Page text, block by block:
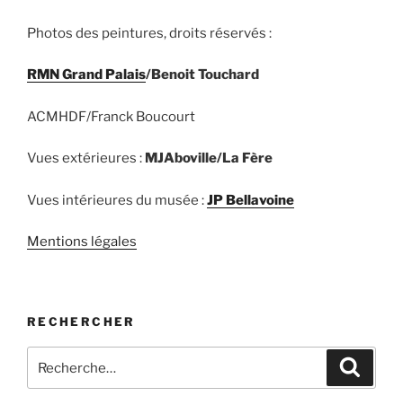
Photos des peintures, droits réservés :
RMN Grand Palais/Benoit Touchard
ACMHDF/Franck Boucourt
Vues extérieures : MJAboville/La Fère
Vues intérieures du musée :JP Bellavoine
Mentions légales
RECHERCHER
pour